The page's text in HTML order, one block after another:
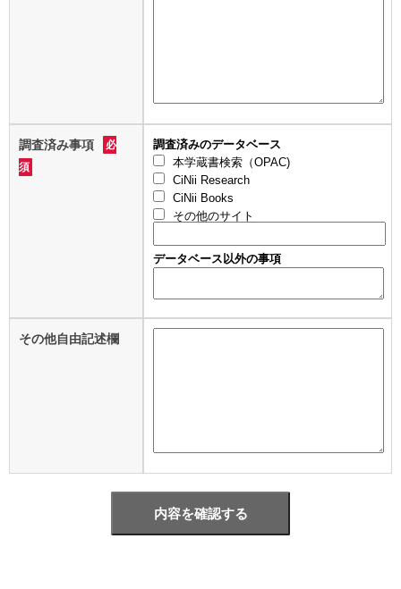
調査済み事項
必
須
調査済みのデータベース
本学蔵書検索（OPAC)
CiNii Research
CiNii Books
その他のサイト
データベース以外の事項
その他自由記述欄